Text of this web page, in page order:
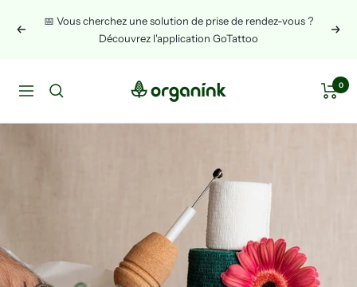
Previous
📅 Vous cherchez une solution de prise de rendez-vous ?
Découvrez l'application GoTattoo
Next
Navigation
Organink 0